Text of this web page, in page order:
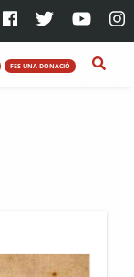
FES UNA DONACIÓ